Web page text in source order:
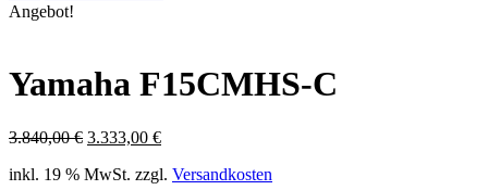
Angebot!
Yamaha F15CMHS-C
3.840,00€ Ursprünglicher
war:
3.333,00 €Aktueller
ist:
inkl. 19 % MwSt. zzgl. Versandkosten